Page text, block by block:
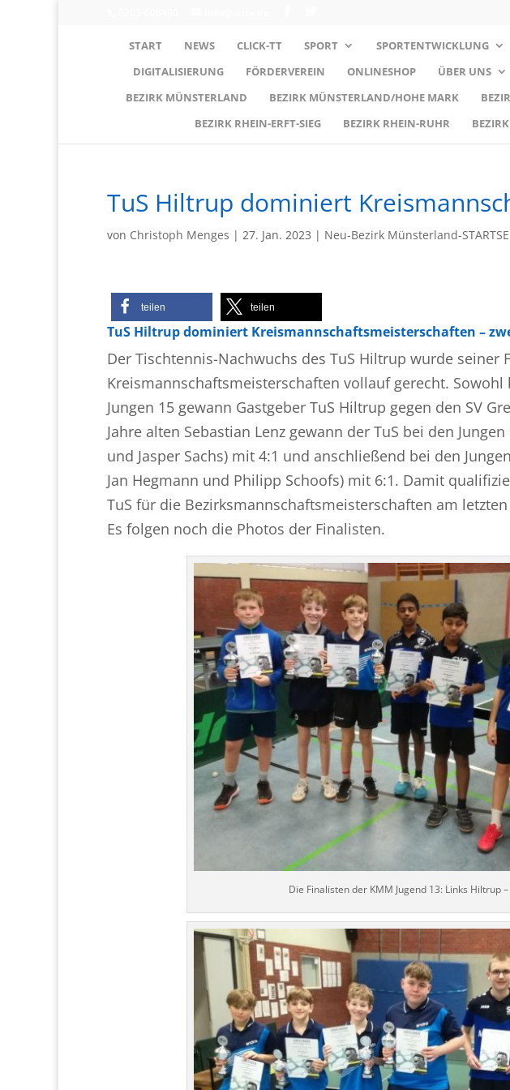
START NEWS CLICK-TT SPORT SPORTENTWICKLUNG
DIGITALISIERUNG
FÖRDERVEREIN ONLINESHOP ÜBER UNS
BEZIRK MÜNSTERLAND
BEZIRK MÜNSTERLAND/HOHE MARK
BEZIRK RHEIN-ERFT-SIEG
BEZIRK RHEIN-RUHR
TuS Hiltrup dominiert
von Christoph Menges | 27. Jan. 2023 | Neu-Bezirk Münsterland-
teilen teilen
TuS Hiltrup dominiert Kreismannschaftsmeisterschaften –
Der Tischtennis-Nachwuchs des TuS Hiltrup wurde seiner
Kreismannschaftsmeisterschaften vollauf gerecht. Sowohl
Jungen 15 gewann Gastgeber TuS Hiltrup gegen den SV
Jahre alten Sebastian Lenz gewann der TuS bei den
und Jasper Sachs) mit 4:1 und anschließend bei den
Jan Hegmann und Philipp Schoofs) mit 6:1. Damit
TuS für die Bezirksmannschaftsmeisterschaften am
Es folgen noch die Photos der Finalisten.
Die Finalisten der KMM Jugend 13: Links Hiltrup